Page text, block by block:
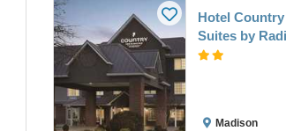
Hotel
Suites by
Madison, AL
Madison